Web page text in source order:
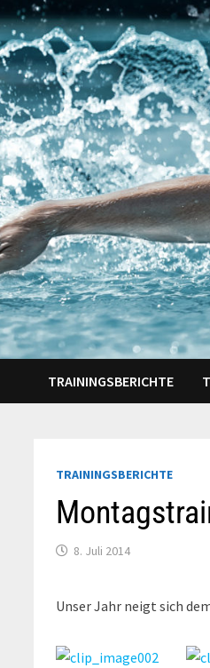
Zum
Inhalt
springen
TRAININGSBERICHTE
TRAININGSBERICHTE
8. Juli 2014
Unser Jahr neigt sich